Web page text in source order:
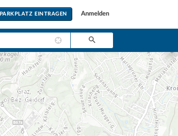
PARKPLATZ EINTRAGEN Anmelden